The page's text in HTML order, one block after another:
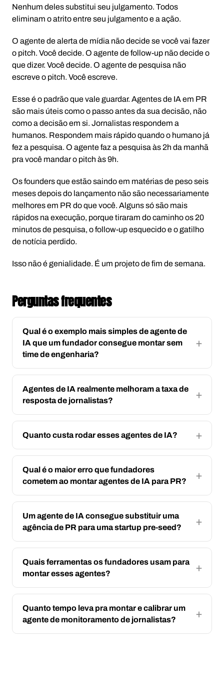
Nenhum deles substitui seu julgamento. Todos
eliminam o atrito entre seu julgamento e a ação.
O agente de alerta de mídia não decide se você vai fazer
o pitch. Você decide. O agente de follow-up não decide o
que dizer. Você decide. O agente de pesquisa não
escreve o pitch. Você escreve.
Esse é o padrão que vale guardar. Agentes de IA em PR
são mais úteis como o passo antes da sua decisão, não
como a decisão em si. Jornalistas respondem a
humanos. Respondem mais rápido quando o humano já
fez a pesquisa. O agente faz a pesquisa às 2h da manhã
pra você mandar o pitch às 9h.
Os founders que estão saindo em matérias de peso seis
meses depois do lançamento não são necessariamente
melhores em PR do que você. Alguns só são mais
rápidos na execução, porque tiraram do caminho os 20
minutos de pesquisa, o follow-up esquecido e o gatilho
de notícia perdido.
Isso não é genialidade. É um projeto de fim de semana.
Perguntas frequentes
Qual é o exemplo mais simples de agente de
IA que um fundador consegue montar sem
time de engenharia?
Agentes de IA realmente melhoram a taxa de
resposta de jornalistas?
Quanto custa rodar esses agentes de IA?
Qual é o maior erro que fundadores
cometem ao montar agentes de IA para PR?
Um agente de IA consegue substituir uma
agência de PR para uma startup pre-seed?
Quais ferramentas os fundadores usam para
montar esses agentes?
Quanto tempo leva pra montar e calibrar um
agente de monitoramento de jornalistas?